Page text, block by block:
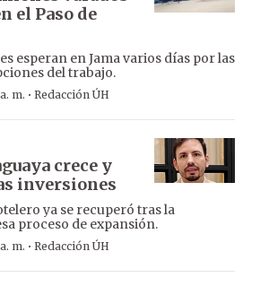
el Paso de
esperan en Jama varios días por las
del trabajo.
m. · Redacción ÚH
crece y
inversiones
ya se recuperó tras la
proceso de expansión.
m. · Redacción ÚH